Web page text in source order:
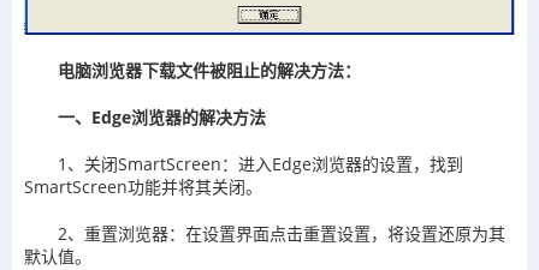
电脑浏览器下载文件被阻止的解决方法‌‌：
一、Edge浏览器的解决方法‌
‌1、关闭SmartScreen‌：进入Edge浏览器的设置，找到
SmartScreen功能并将其关闭。
‌2、重置浏览器‌：在设置界面点击重置设置，将设置还原为其
默认值。